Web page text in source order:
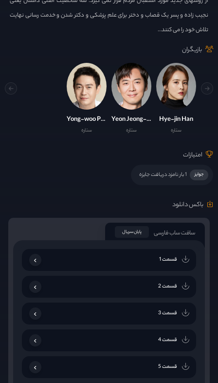
نجیب زاده و پسر یک قصاب و دختر برای علم پزشکی و دکتر شدن و خدمت رسانی نهایت
تلاش خود را می کنند…
بازیگران
Hye-jin Han
ستاره
Yeon Jeong-hun
ستاره
Yong-woo Park
ستاره
امتیازات
جوایز 1 بار نامزد دریافت جایزه
باکس دانلود
سافت ساب فارسی پایان سریال
قسمت 1
قسمت 2
قسمت 3
قسمت 4
قسمت 5